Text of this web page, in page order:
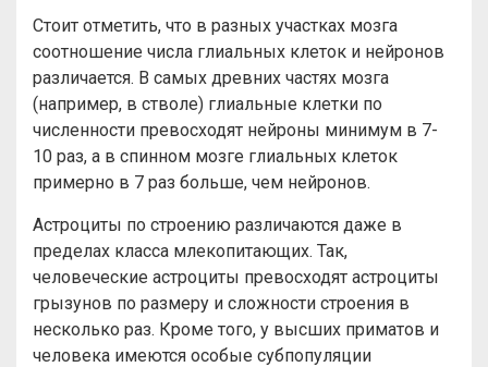
Стоит отметить, что в разных участках мозга
соотношение числа глиальных клеток и нейронов
различается. В самых древних частях мозга
(например, в стволе) глиальные клетки по
численности превосходят нейроны минимум в 7-
10 раз, а в спинном мозге глиальных клеток
примерно в 7 раз больше, чем нейронов.
Астроциты по строению различаются даже в
пределах класса млекопитающих. Так,
человеческие астроциты превосходят астроциты
грызунов по размеру и сложности строения в
несколько раз. Кроме того, у высших приматов и
человека имеются особые субпопуляции